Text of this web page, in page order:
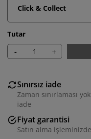
Click & Collect
Tutar
- +
Sınırsız iade
Zaman sınırlaması
iade
Fiyat garantisi
Satın alma